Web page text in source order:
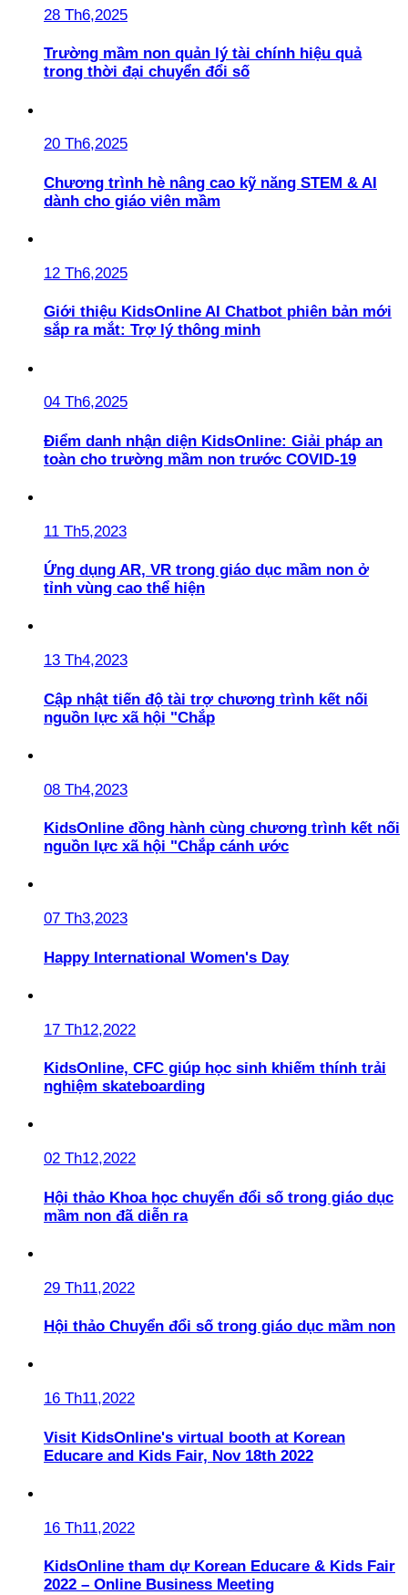
28 Th6,2025
Trường mầm non quản lý tài chính hiệu quả
trong thời đại chuyển đổi số
20 Th6,2025
Chương trình hè nâng cao kỹ năng STEM & AI
dành cho giáo viên mầm
12 Th6,2025
Giới thiệu KidsOnline AI Chatbot phiên bản mới
sắp ra mắt: Trợ lý thông minh
04 Th6,2025
Điểm danh nhận diện KidsOnline: Giải pháp an
toàn cho trường mầm non trước COVID-19
11 Th5,2023
Ứng dụng AR, VR trong giáo dục mầm non ở
tỉnh vùng cao thể hiện
13 Th4,2023
Cập nhật tiến độ tài trợ chương trình kết nối
nguồn lực xã hội "Chắp
08 Th4,2023
KidsOnline đồng hành cùng chương trình kết nối
nguồn lực xã hội "Chắp cánh ước
07 Th3,2023
Happy International Women's Day
17 Th12,2022
KidsOnline, CFC giúp học sinh khiếm thính trải
nghiệm skateboarding
02 Th12,2022
Hội thảo Khoa học chuyển đổi số trong giáo dục
mầm non đã diễn ra
29 Th11,2022
Hội thảo Chuyển đổi số trong giáo dục mầm non
16 Th11,2022
Visit KidsOnline's virtual booth at Korean
Educare and Kids Fair, Nov 18th 2022
16 Th11,2022
KidsOnline tham dự Korean Educare & Kids Fair
2022 – Online Business Meeting